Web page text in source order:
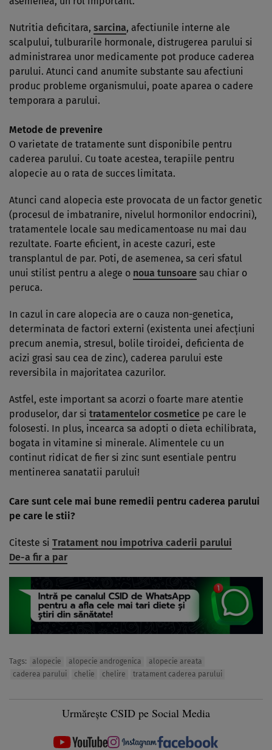
Nutritia deficitara, sarcina, afectiunile interne ale
scalpului, tulburarile hormonale, distrugerea parului si
administrarea unor medicamente pot produce caderea
parului. Atunci cand anumite substante sau afectiuni
produc probleme organismului, poate aparea o cadere
temporara a parului.
Metode de prevenire
O varietate de tratamente sunt disponibile pentru
caderea parului. Cu toate acestea, terapiile pentru
alopecie au o rata de succes limitata.
Atunci cand alopecia este provocata de un factor genetic
(procesul de imbatranire, nivelul hormonilor endocrini),
tratamentele locale sau medicamentoase nu mai dau
rezultate. Foarte eficient, in aceste cazuri, este
transplantul de par. Poti, de asemenea, sa ceri sfatul
unui stilist pentru a alege o noua tunsoare sau chiar o
peruca.
In cazul in care alopecia are o cauza non-genetica,
determinata de factori externi (existenta unei afecţiuni
precum anemia, stresul, bolile tiroidei, deficienta de
acizi grasi sau cea de zinc), caderea parului este
reversibila in majoritatea cazurilor.
Astfel, este important sa acorzi o foarte mare atentie
produselor, dar si tratamentelor cosmetice pe care le
folosesti. In plus, incearca sa adopti o dieta echilibrata,
bogata in vitamine si minerale. Alimentele cu un
continut ridicat de fier si zinc sunt esentiale pentru
mentinerea sanatatii parului!
Care sunt cele mai bune remedii pentru caderea parului
pe care le stii?
Citeste si Tratament nou impotriva caderii parului
De-a fir a par
Tags: alopecie alopecie androgenica
alopecie areata
caderea parului
chelie chelire tratament caderea parului
Urmărește CSID pe Social Media